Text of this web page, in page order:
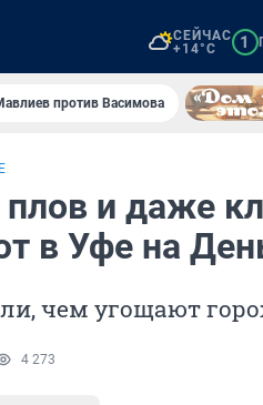
СЕЙЧАС
+14°C
1
против Васимова
и даже
в Уфе на
чем угощают
4 273